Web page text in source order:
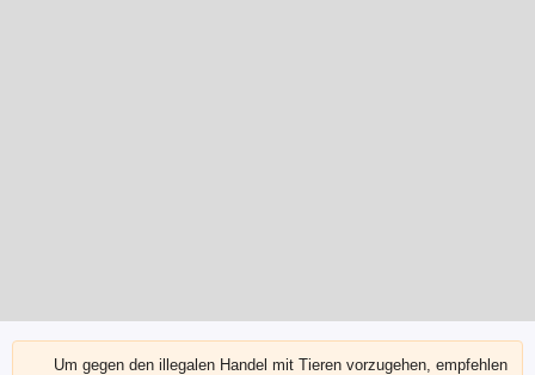
Um gegen den illegalen Handel mit Tieren vorzugehen, empfehlen